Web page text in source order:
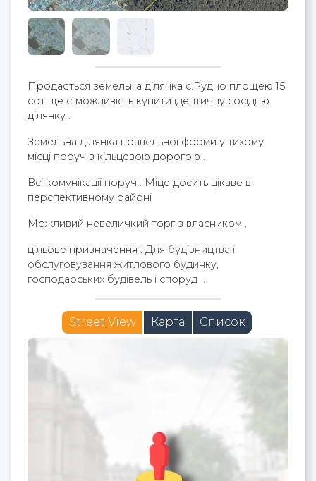
Продається земельна ділянка с.Рудно площею 15
сот ще є можливість купити ідентичну сосідню
ділянку .
Земельна ділянка правельної форми у тихому
місці поруч з кільцевою дорогою .
Всі комунікації поруч . Міце досить цікаве в
перспективному районі
Можливий невеличкий торг з власником .
цільове призначення : Для будівництва і
обслуговування житлового будинку,
господарських будівель і споруд .
Street View Карта Список